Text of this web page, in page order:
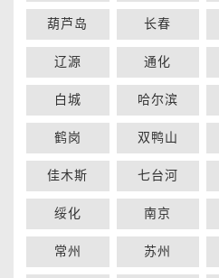
葫芦岛 长春
辽源 通化
白城 哈尔滨
鹤岗 双鸭山
佳木斯 七台河
绥化 南京
常州 苏州